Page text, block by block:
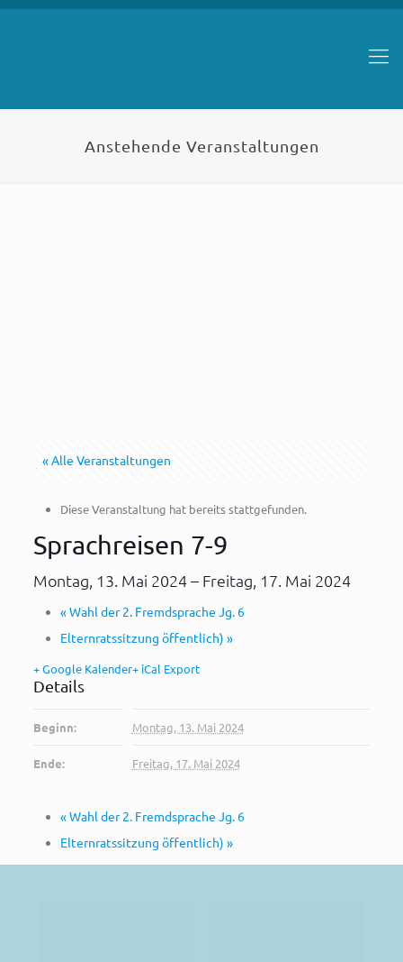
Anstehende Veranstaltungen
« Alle Veranstaltungen
Diese Veranstaltung hat bereits stattgefunden.
Sprachreisen 7-9
Montag, 13. Mai 2024– Freitag, 17. Mai 2024
«Wahl der 2. Fremdsprache Jg. 6
Elternratssitzung öffentlich) »
+ Google Kalender+ iCal Export
Details
Beginn: Montag, 13. Mai 2024
Ende: Freitag, 17. Mai 2024
«Wahl der 2. Fremdsprache Jg. 6
Elternratssitzung öffentlich) »